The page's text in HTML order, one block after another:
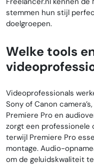
stemmen hun stijl
doelgroepen.
Welke tools
Videoprofessionals
Sony of Canon
Premiere Pro en
zorgt een professionele
terwijl Premiere Pro
montage. Audio-
om de geluidskwaliteit